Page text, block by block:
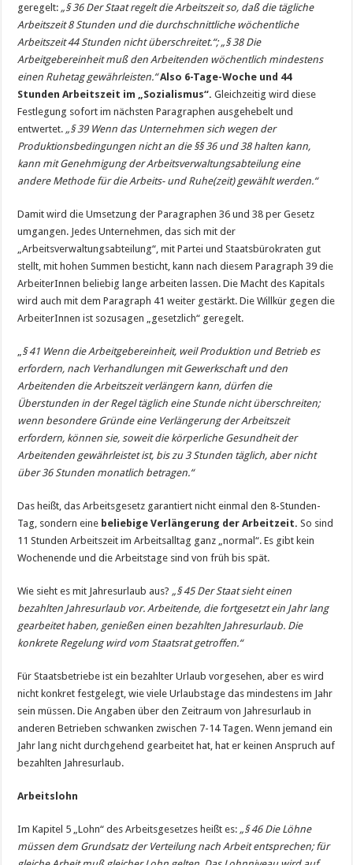
geregelt: „§ 36 Der Staat regelt die Arbeitszeit so, daß die tägliche
Arbeitszeit 8 Stunden und die durchschnittliche wöchentliche
Arbeitszeit 44 Stunden nicht überschreitet.“; „§ 38 Die
Arbeitgebereinheit muß den Arbeitenden wöchentlich mindestens
einen Ruhetag gewährleisten.“ Also 6-Tage-Woche und 44
Stunden Arbeitszeit im „Sozialismus“. Gleichzeitig wird diese
Festlegung sofort im nächsten Paragraphen ausgehebelt und
entwertet. „§ 39 Wenn das Unternehmen sich wegen der
Produktionsbedingungen nicht an die §§ 36 und 38 halten kann,
kann mit Genehmigung der Arbeitsverwaltungsabteilung eine
andere Methode für die Arbeits- und Ruhe(zeit) gewählt werden.“
Damit wird die Umsetzung der Paragraphen 36 und 38 per Gesetz
umgangen. Jedes Unternehmen, das sich mit der
„Arbeitsverwaltungsabteilung“, mit Partei und Staatsbürokraten gut
stellt, mit hohen Summen besticht, kann nach diesem Paragraph 39 die
ArbeiterInnen beliebig lange arbeiten lassen. Die Macht des Kapitals
wird auch mit dem Paragraph 41 weiter gestärkt. Die Willkür gegen die
ArbeiterInnen ist sozusagen „gesetzlich“ geregelt.
§ 41 Wenn die Arbeitgebereinheit, weil Produktion und Betrieb es
erfordern, nach Verhandlungen mit Gewerkschaft und den
Arbeitenden die Arbeitszeit verlängern kann, dürfen die
Überstunden in der Regel täglich eine Stunde nicht überschreiten;
wenn besondere Gründe eine Verlängerung der Arbeitszeit
erfordern, können sie, soweit die körperliche Gesundheit der
Arbeitenden gewährleistet ist, bis zu 3 Stunden täglich, aber nicht
über 36 Stunden monatlich betragen.“
Das heißt, das Arbeitsgesetz garantiert nicht einmal den 8-Stunden-
Tag, sondern eine beliebige Verlängerung der Arbeitzeit. So sind
11 Stunden Arbeitszeit im Arbeitsalltag ganz „normal“. Es gibt kein
Wochenende und die Arbeitstage sind von früh bis spät.
Wie sieht es mit Jahresurlaub aus? „§ 45 Der Staat sieht einen
bezahlten Jahresurlaub vor. Arbeitende, die fortgesetzt ein Jahr lang
gearbeitet haben, genießen einen bezahlten Jahresurlaub. Die
konkrete Regelung wird vom Staatsrat getroffen.“
Für Staatsbetriebe ist ein bezahlter Urlaub vorgesehen, aber es wird
nicht konkret festgelegt, wie viele Urlaubstage das mindestens im Jahr
sein müssen. Die Angaben über den Zeitraum von Jahresurlaub in
anderen Betrieben schwanken zwischen 7-14 Tagen. Wenn jemand ein
Jahr lang nicht durchgehend gearbeitet hat, hat er keinen Anspruch auf
bezahlten Jahresurlaub.
Arbeitslohn
Im Kapitel 5 „Lohn“ des Arbeitsgesetzes heißt es: „§ 46 Die Löhne
müssen dem Grundsatz der Verteilung nach Arbeit entsprechen; für